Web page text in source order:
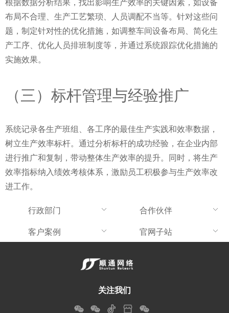
根据数据分析结果，找出影响生产效率的关键因素，如设备
布局不合理、生产工艺繁琐、人员调配不当等。针对这些问
题，制定针对性的优化措施，如调整车间设备布局、简化生
产工序、优化人员排班制度等，并通过系统跟踪优化措施的
实施效果。
（三）标杆管理与经验推广
系统记录各生产班组、各工序的最佳生产实践和效率数据，
树立生产效率标杆。通过分析标杆的成功经验，在企业内部
进行推广和复制，带动整体生产效率的提升。同时，将生产
效率指标纳入绩效考核体系，激励员工积极参与生产效率改
进工作。
行政部门
合作伙伴
客户案例
官网子站
关注我们